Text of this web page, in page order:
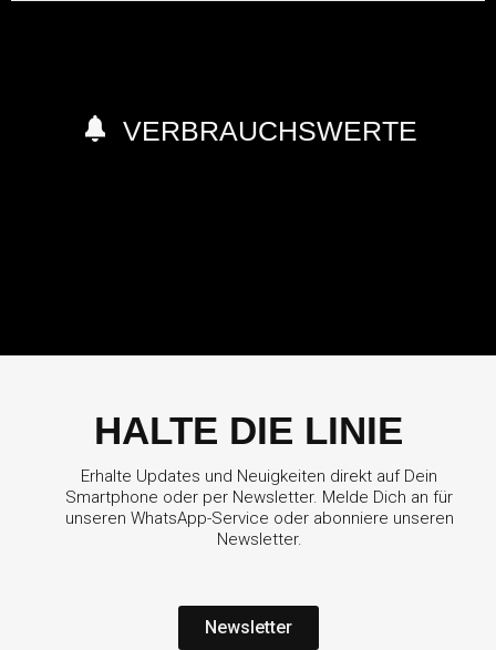
VERBRAUCHSWERTE
HALTE DIE LINIE
Erhalte Updates und Neuigkeiten direkt auf Dein
Smartphone oder per Newsletter. Melde Dich an für
unseren WhatsApp-Service oder abonniere unseren
Newsletter.
Newsletter